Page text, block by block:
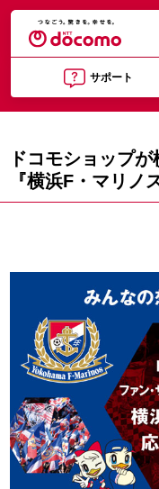
サポート
ドコモショップ
『横浜F・マリノ